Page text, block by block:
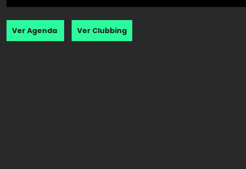
Ver Agenda Ver Clubbing